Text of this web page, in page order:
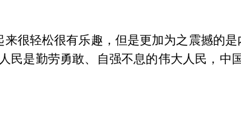
来很轻松很有乐趣，但是更加为之震撼的
民是勤劳勇敢、自强不息的伟大人民，中